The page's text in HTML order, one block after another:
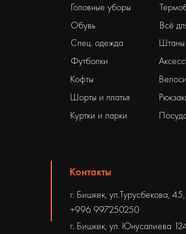
Контакты
г. Бишкек, ул.Турусбекова,
г. Бишкек, ул. Юнусалиева
+996 997250250
Головные уборы
Обувь
Штаны
Всё
Спец. одежда
Футболки
Куртки и парки
Кофты
Шорты и платья